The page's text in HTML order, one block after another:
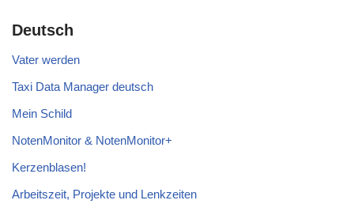
Deutsch
Vater werden
Taxi Data Manager deutsch
Mein Schild
NotenMonitor & NotenMonitor+
Kerzenblasen!
Arbeitszeit, Projekte und Lenkzeiten